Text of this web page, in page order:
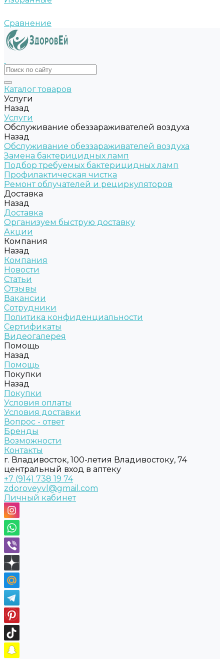
Сравнение
Каталог товаров
Услуги
Назад
Услуги
Обслуживание обеззараживателей воздуха
Назад
Обслуживание обеззараживателей воздуха
Замена бактерицидных ламп
Подбор требуемых бактерицидных ламп
Профилактическая чистка
Ремонт облучателей и рециркуляторов
Доставка
Назад
Доставка
Организуем быструю доставку
Акции
Компания
Назад
Компания
Новости
Статьи
Отзывы
Вакансии
Сотрудники
Политика конфиденциальности
Сертификаты
Видеогалерея
Помощь
Назад
Помощь
Покупки
Назад
Покупки
Условия оплаты
Условия доставки
Вопрос - ответ
Бренды
Возможности
Контакты
г. Владивосток, 100-летия Владивостоку, 74
центральный вход в аптеку
+7 (914) 738 19 74
zdoroveyvl@gmail.com
Личный кабинет